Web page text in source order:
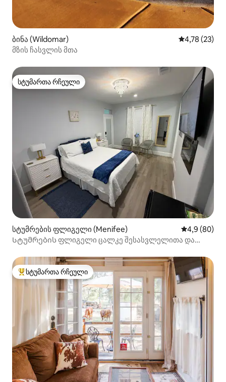
ბინა (Wildomar) საშუალო
4,78 (23)
მზის ჩასვლის მთა
სტუმართა რჩეული
სტუმართა რჩეული
სტუმრების ფლიგელი (Menifee) საშუალო
4,9 (80)
Სტუმრების ფლიგელი ცალკე შესასვლელითა და
სტუმართა რჩეული მოწინავე ვარიანტი
სტუმართა რჩეული